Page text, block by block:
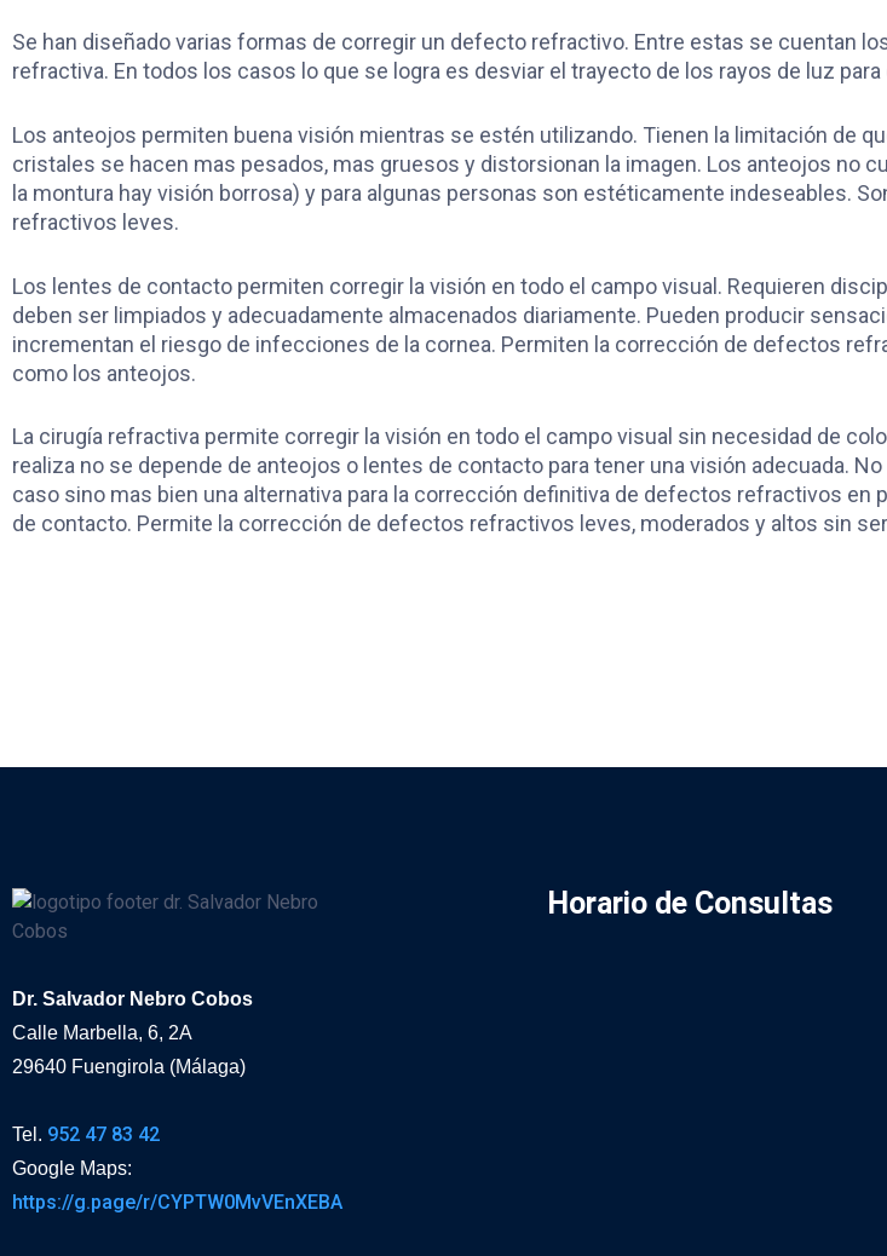
Se han diseñado varias formas de corregir un defecto refractivo. Entre estas se cuentan
refractiva. En todos los casos lo que se logra es desviar el trayecto de los rayos de luz
Los anteojos permiten buena visión mientras se estén utilizando. Tienen la limitación de
cristales se hacen mas pesados, mas gruesos y distorsionan la imagen. Los anteojos no
la montura hay visión borrosa) y para algunas personas son estéticamente indeseables.
refractivos leves.
Los lentes de contacto permiten corregir la visión en todo el campo visual. Requieren
deben ser limpiados y adecuadamente almacenados diariamente. Pueden producir
incrementan el riesgo de infecciones de la cornea. Permiten la corrección de defectos
como los anteojos.
La cirugía refractiva permite corregir la visión en todo el campo visual sin necesidad de
realiza no se depende de anteojos o lentes de contacto para tener una visión adecuada.
caso sino mas bien una alternativa para la corrección definitiva de defectos refractivos en
de contacto. Permite la corrección de defectos refractivos leves, moderados y altos sin
Dr. Salvador Nebro Cobos
Calle Marbella, 6, 2A
29640 Fuengirola (Málaga)
Tel. 952 47 83 42
Google Maps:
https://g.page/r/CYPTW0MvVEnXEBA
Horario de Consultas